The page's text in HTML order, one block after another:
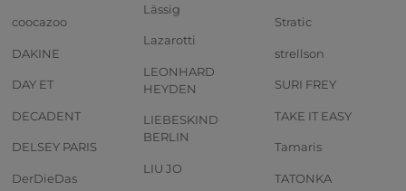
coocazoo
DAKINE
DAY ET
DECADENT
DELSEY PARIS
DerDieDas
Lässig
Lazarotti
LEONHARD
HEYDEN
LIEBESKIND
BERLIN
LIU JO
Stratic
strellson
SURI FREY
TAKE IT EASY
Tamaris
TATONKA